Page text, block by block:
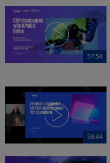
57:54
58:44